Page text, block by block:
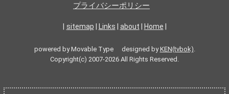
プライバシーポリシー
sitemap Links about Home
powered by Movable Type designed byKEN(tvbok)
Copyright(c) 2007-2026 All Rights Reserved.